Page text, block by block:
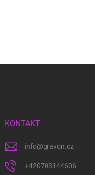
KONTAKT
info@gravon.cz
+420703144606